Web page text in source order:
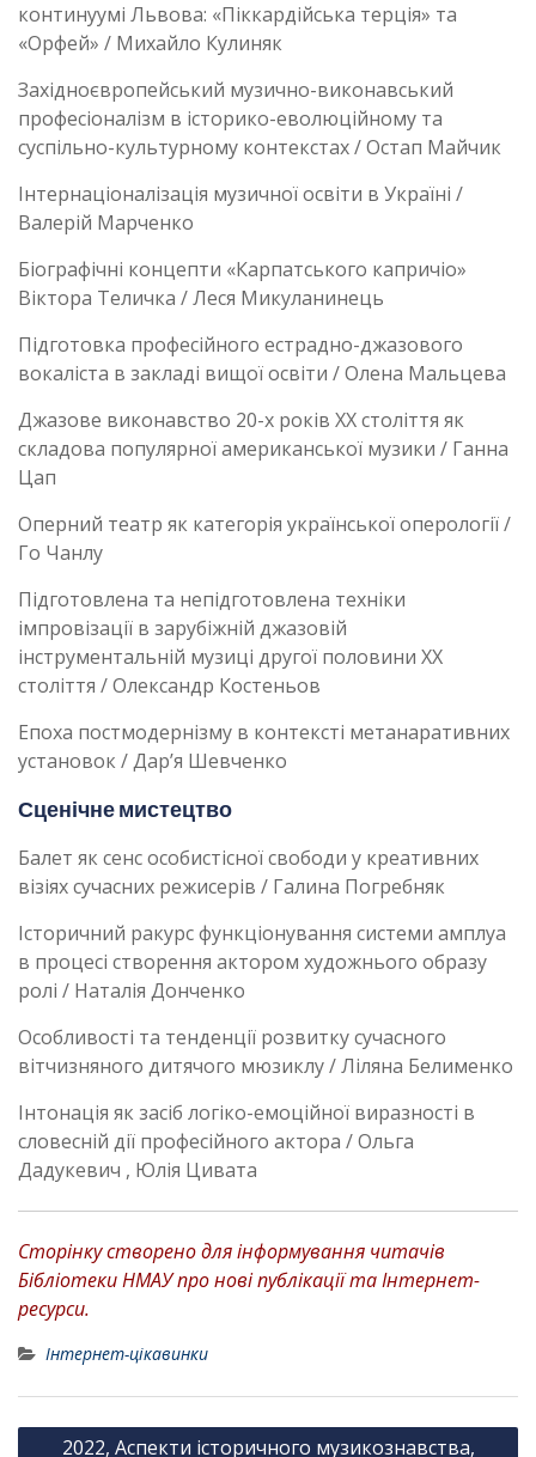
континуумі Львова: «Піккардійська терція» та
«Орфей» / Михайло Кулиняк
Західноєвропейський музично-виконавський
професіоналізм в історико-еволюційному та
суспільно-культурному контекстах / Остап Майчик
Інтернаціоналізація музичної освіти в Україні /
Валерій Марченко
Біографічні концепти «Карпатського капричіо»
Віктора Теличка / Леся Микуланинець
Підготовка професійного естрадно-джазового
вокаліста в закладі вищої освіти / Олена Мальцева
Джазове виконавство 20-х років ХХ століття як
складова популярної американської музики / Ганна
Цап
Оперний театр як категорія української оперології /
Го Чанлу
Підготовлена та непідготовлена техніки
імпровізації в зарубіжній джазовій
інструментальній музиці другої половини ХХ
століття / Олександр Костеньов
Епоха постмодернізму в контексті метанаративних
установок / Дар’я Шевченко
Сценічне мистецтво
Балет як сенс особистісної свободи у креативних
візіях сучасних режисерів / Галина Погребняк
Історичний ракурс функціонування системи амплуа
в процесі створення актором художнього образу
ролі / Наталія Донченко
Особливості та тенденції розвитку сучасного
вітчизняного дитячого мюзиклу / Ліляна Белименко
Інтонація як засіб логіко-емоційної виразності в
словесній дії професійного актора / Ольга
Дадукевич , Юлія Цивата
Сторінку створено для інформування читачів
Бібліотеки НМАУ про нові публікації та Інтернет-
ресурси.
Інтернет-цікавинки
Н
2022, Аспекти історичного музикознавства,